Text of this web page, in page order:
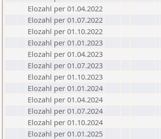
Elozahl per 01.04.2022
Elozahl per 01.07.2022
Elozahl per 01.10.2022
Elozahl per 01.01.2023
Elozahl per 01.04.2023
Elozahl per 01.07.2023
Elozahl per 01.10.2023
Elozahl per 01.01.2024
Elozahl per 01.04.2024
Elozahl per 01.07.2024
Elozahl per 01.10.2024
Elozahl per 01.01.2025